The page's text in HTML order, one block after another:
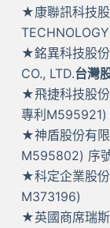
★康聯訊科技
★銘異科技股
CO., LTD.台灣
★飛捷科技股
專利M595921)
★神盾股份有
M595802) 序
★科定企業股
M373196)
★英國商席瑞